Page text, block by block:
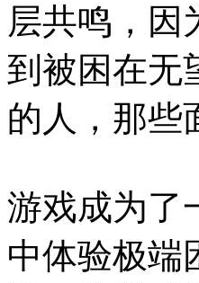
层共鸣，因
到被困在无
的人，那些
游戏成为了
中体验极端